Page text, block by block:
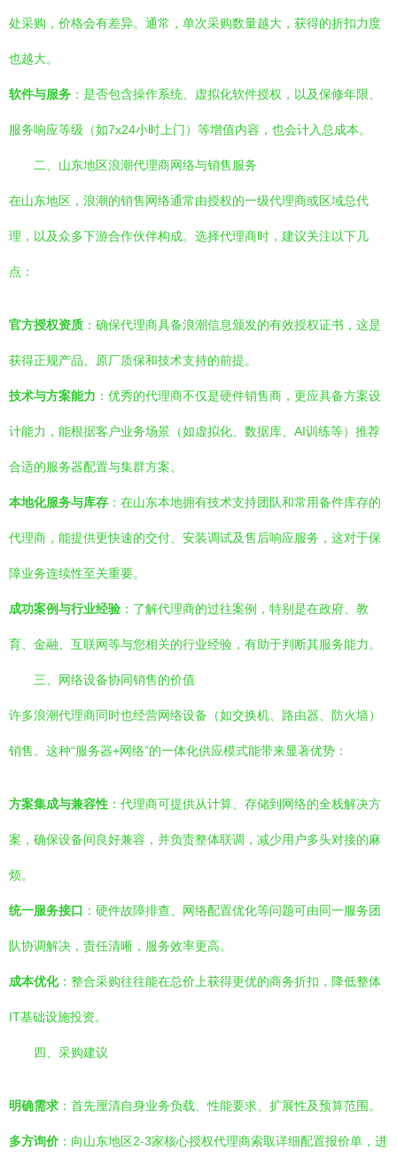
处采购，价格会有差异。通常，单次采购数量越大，获得的折扣力度
也越大。
软件与服务 ：是否包含操作系统、虚拟化软件授权，以及保修年限、
服务响应等级（如7x24小时上门）等增值内容，也会计入总成本。
二、山东地区浪潮代理商网络与销售服务
在山东地区，浪潮的销售网络通常由授权的一级代理商或区域总代
理，以及众多下游合作伙伴构成。选择代理商时，建议关注以下几
点：
官方授权资质 ：确保代理商具备浪潮信息颁发的有效授权证书，这是
获得正规产品、原厂质保和技术支持的前提。
技术与方案能力 ：优秀的代理商不仅是硬件销售商，更应具备方案设
计能力，能根据客户业务场景（如虚拟化、数据库、AI训练等）推荐
合适的服务器配置与集群方案。
本地化服务与库存 ：在山东本地拥有技术支持团队和常用备件库存的
代理商，能提供更快速的交付、安装调试及售后响应服务，这对于保
障业务连续性至关重要。
成功案例与行业经验 ：了解代理商的过往案例，特别是在政府、教
育、金融、互联网等与您相关的行业经验，有助于判断其服务能力。
三、网络设备协同销售的价值
许多浪潮代理商同时也经营网络设备（如交换机、路由器、防火墙）
销售。这种“服务器+网络”的一体化供应模式能带来显著优势：
方案集成与兼容性 ：代理商可提供从计算、存储到网络的全栈解决方
案，确保设备间良好兼容，并负责整体联调，减少用户多头对接的麻
烦。
统一服务接口 ：硬件故障排查、网络配置优化等问题可由同一服务团
队协调解决，责任清晰，服务效率更高。
成本优化：整合采购往往能在总价上获得更优的商务折扣，降低整体
IT基础设施投资。
四、采购建议
明确需求 ：首先厘清自身业务负载、性能要求、扩展性及预算范围。
多方询价 ：向山东地区2-3家核心授权代理商索取详细配置报价单，进